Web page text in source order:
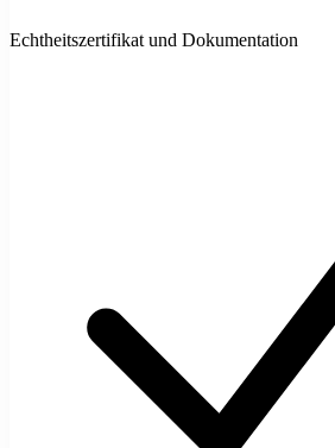
Echtheitszertifikat und Dokumentation